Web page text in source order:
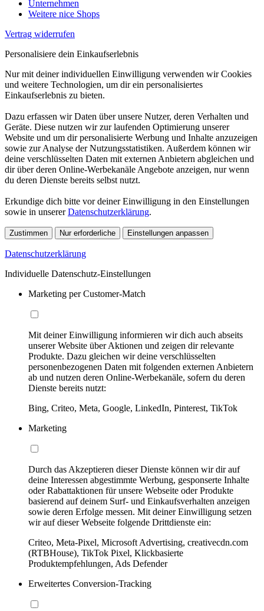
Unternehmen
Weitere nice Shops
Vertrag widerrufen
Personalisiere dein Einkaufserlebnis
Nur mit deiner individuellen Einwilligung verwenden wir Cookies
und weitere Technologien, um dir ein personalisiertes
Einkaufserlebnis zu bieten.
Dazu erfassen wir Daten über unsere Nutzer, deren Verhalten und
Geräte. Diese nutzen wir zur laufenden Optimierung unserer
Website und um dir personalisierte Werbung und Inhalte anzuzeigen
sowie zur Analyse der Nutzungsstatistiken. Außerdem können wir
deine verschlüsselten Daten mit externen Anbietern abgleichen und
dir über deren Online-Werbekanäle Angebote anzeigen, nur wenn
du deren Dienste bereits selbst nutzt.
Erkundige dich bitte vor deiner Einwilligung in den Einstellungen
sowie in unsererDatenschutzerklärung.
Zustimmen Nur erforderliche Einstellungen anpassen
Datenschutzerklärung
Individuelle Datenschutz-Einstellungen
Marketing per Customer-Match
Mit deiner Einwilligung informieren wir dich auch abseits
unserer Website über Aktionen und zeigen dir relevante
Produkte. Dazu gleichen wir deine verschlüsselten
personenbezogenen Daten mit folgenden externen Anbietern
ab und nutzen deren Online-Werbekanäle, sofern du deren
Dienste bereits nutzt:
Bing, Criteo, Meta, Google, LinkedIn, Pinterest, TikTok
Marketing
Durch das Akzeptieren dieser Dienste können wir dir auf
deine Interessen abgestimmte Werbung, gesponserte Inhalte
oder Rabattaktionen für unsere Webseite oder Produkte
basierend auf deinem Surf- und Einkaufsverhalten anzeigen
sowie deren Erfolge messen. Mit deiner Einwilligung setzen
wir auf dieser Webseite folgende Drittdienste ein:
Criteo, Meta-Pixel, Microsoft Advertising, creativecdn.com
(RTBHouse), TikTok Pixel, Klickbasierte
Produktempfehlungen, Ads Defender
Erweitertes Conversion-Tracking